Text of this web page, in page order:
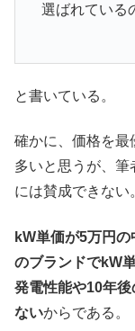
選ばれてい
と書いている。
確かに、価格を最
多いと思うが、
には賛成できない
kW単価が5万円
のブランドでkW
発電性能や10年
ないからである。